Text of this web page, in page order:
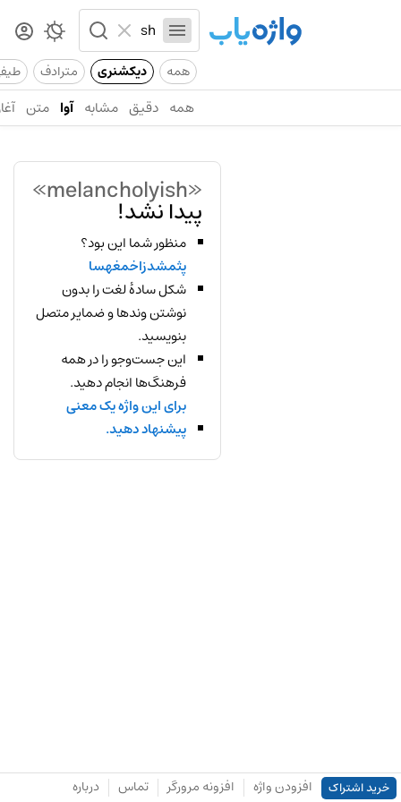
همه دیکشنری مترادف
همه دقیق مشابه آوا متن
«melancholyish»
پیدا نشد!
منظور شما این بود؟
پثمشدزاخمغهسا
شکل سادهٔ لغت را بدون
نوشتن وندها و ضمایر متصل
بنویسید.
این جست‌وجو را در همه
فرهنگ‌ها انجام دهید.
برای این واژه یک معنی
پیشنهاد دهید.
خرید اشتراک افزودن واژه افزونه مرورگر تماس درباره